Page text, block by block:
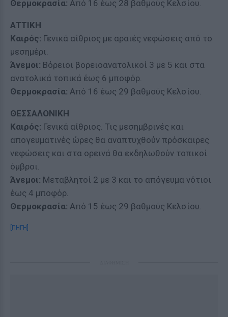
Θερμοκρασία: Από 16 έως 28 βαθμούς Κελσίου.
ΑΤΤΙΚΗ
Καιρός: Γενικά αίθριος με αραιές νεφώσεις από το
μεσημέρι.
Άνεμοι: Βόρειοι βορειοανατολικοί 3 με 5 και στα
ανατολικά τοπικά έως 6 μποφόρ.
Θερμοκρασία: Από 16 έως 29 βαθμούς Κελσίου.
ΘΕΣΣΑΛΟΝΙΚΗ
Καιρός: Γενικά αίθριος. Τις μεσημβρινές και
απογευματινές ώρες θα αναπτυχθούν πρόσκαιρες
νεφώσεις και στα ορεινά θα εκδηλωθούν τοπικοί
όμβροι.
Άνεμοι: Μεταβλητοί 2 με 3 και το απόγευμα νότιοι
έως 4 μποφόρ.
Θερμοκρασία: Από 15 έως 29 βαθμούς Κελσίου.
[ΠΗΓΗ]